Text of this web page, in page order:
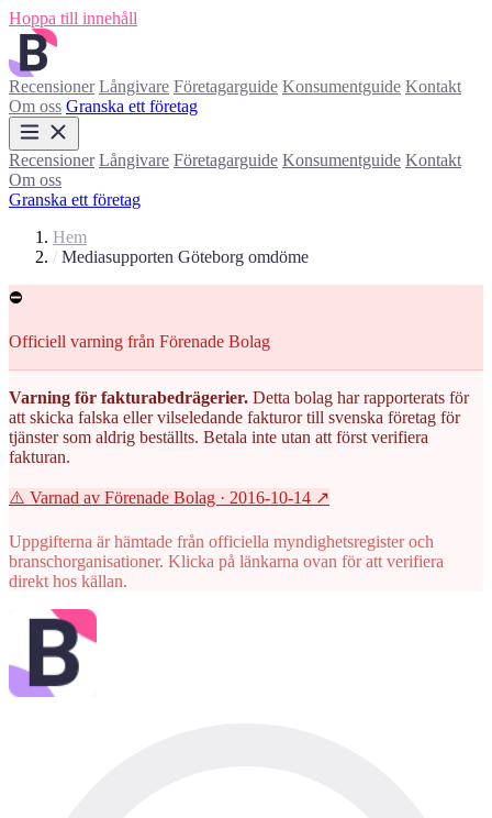
Hoppa till innehåll
Recensioner Långivare Företagarguide Konsumentguide Kontakt
Om oss Granska ett företag
Recensioner Långivare Företagarguide Konsumentguide Kontakt
Om oss
Granska ett företag
Hem
/ Mediasupporten Göteborg omdöme
⛔
Officiell varning från Förenade Bolag
Varning för fakturabedrägerier. Detta bolag har rapporterats för
att skicka falska eller vilseledande fakturor till svenska företag för
tjänster som aldrig beställts. Betala inte utan att först verifiera
fakturan.
⚠️ Varnad av Förenade Bolag · 2016-10-14 ↗
Uppgifterna är hämtade från officiella myndighetsregister och
branschorganisationer. Klicka på länkarna ovan för att verifiera
direkt hos källan.